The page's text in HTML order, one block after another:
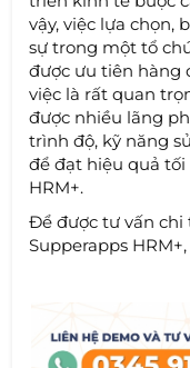
vậy, việc lựa chọn,
sự trong một tổ
được ưu tiên hàng
việc là rất quan
được nhiều lãng
trình độ, kỹ năng
để đạt hiệu quả tối
HRM+.
Để được tư vấn chi
Supperapps